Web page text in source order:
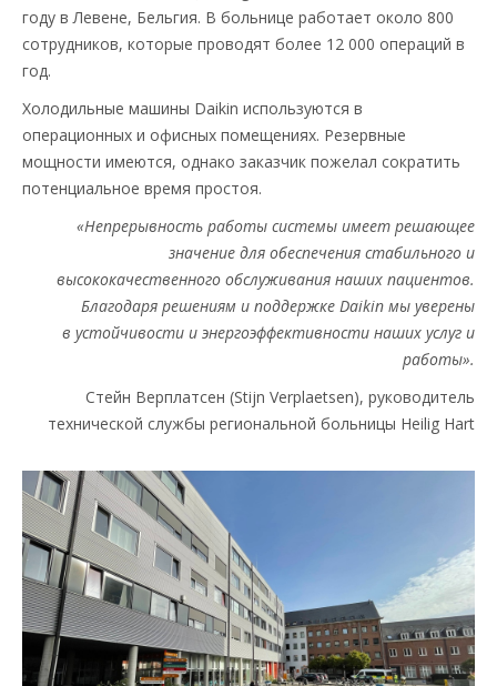
году в Левене, Бельгия. В больнице работает около 800
сотрудников, которые проводят более 12 000 операций в
год.
Холодильные машины Daikin используются в
операционных и офисных помещениях. Резервные
мощности имеются, однако заказчик пожелал сократить
потенциальное время простоя.
«Непрерывность работы системы имеет решающее
значение для обеспечения стабильного и
высококачественного обслуживания наших пациентов.
Благодаря решениям и поддержке Daikin мы уверены
в устойчивости и энергоэффективности наших услуг и
работы».
Стейн Верплатсен (Stijn Verplaetsen), руководитель
технической службы региональной больницы Heilig Hart